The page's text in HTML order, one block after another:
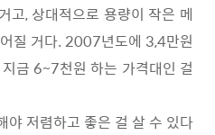
고, 상대적으로 용량이 작은 메
질 거다. 2007년도에 3,4만원
금 6~7천원 하는 가격대인 걸
야 저렴하고 좋은 걸 살 수 있다